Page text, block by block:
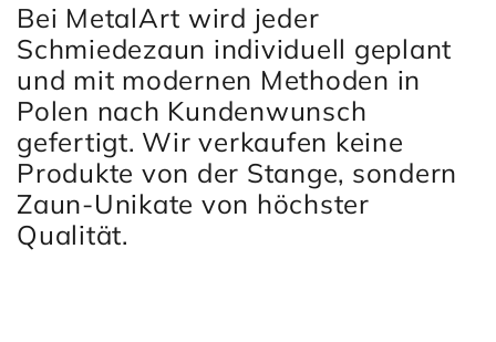
Bei MetalArt wird jeder
Schmiedezaun individuell geplant
und mit modernen Methoden in
Polen nach Kundenwunsch
gefertigt. Wir verkaufen keine
Produkte von der Stange, sondern
Zaun-Unikate von höchster
Qualität.